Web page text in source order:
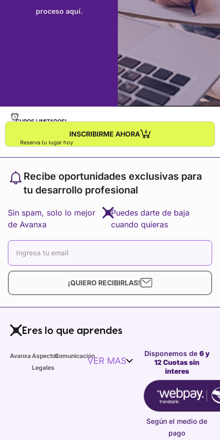
proceso aquí.
¡CUPOS LIMITADOS!
INSCRIBIRME AHORA
Reserva tu lugar hoy
Recibe oportunidades exclusivas para
tu desarrollo profesional
¡QUIERO RECIBIRLAS!
Sin spam, solo lo mejor
de Avanxa
Puedes darte de baja
cuando quieras
Eres lo que aprendes
Avanxa Aspectos
Legales
ComunicaciónVER MAS
Disponemos de 6 y
12 Cuotas sin
interes
Según el medio de
pago